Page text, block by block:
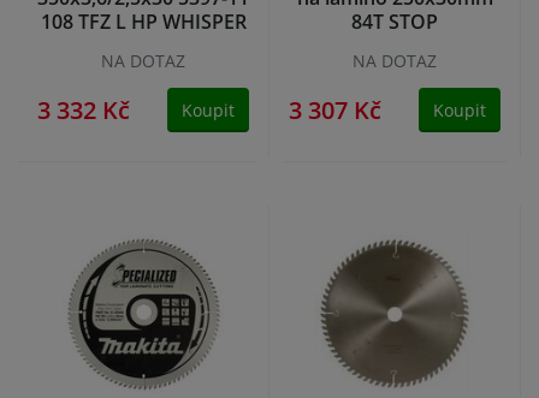
108 TFZ L HP WHISPER
NA DOTAZ
3 332 Kč Koupit
84T STOP
NA DOTAZ
3 307 Kč Koupit